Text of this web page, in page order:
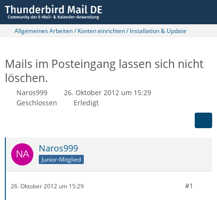
Allgemeines Arbeiten / Konten einrichten / Installation & Update
Mails im Posteingang lassen sich nicht
löschen.
Naros999
26. Oktober 2012 um 15:29
Geschlossen
Erledigt
Naros999
Junior-Mitglied
26. Oktober 2012 um 15:29 #1